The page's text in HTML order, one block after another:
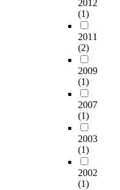
2012
(1)
2011
(2)
2009
(1)
2007
(1)
2003
(1)
2002
(1)